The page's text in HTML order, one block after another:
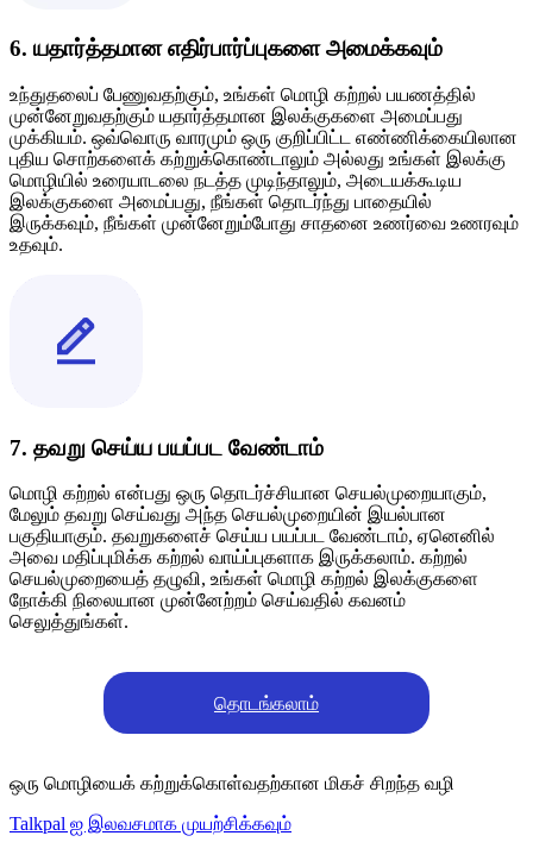
6. யதார்த்தமான எதிர்பார்ப்புகளை அமைக்கவும்
உந்துதலைப் பேணுவதற்கும், உங்கள் மொழி கற்றல் பயணத்தில்
முன்னேறுவதற்கும் யதார்த்தமான இலக்குகளை அமைப்பது
முக்கியம். ஒவ்வொரு வாரமும் ஒரு குறிப்பிட்ட எண்ணிக்கையிலான
புதிய சொற்களைக் கற்றுக்கொண்டாலும் அல்லது உங்கள் இலக்கு
மொழியில் உரையாடலை நடத்த முடிந்தாலும், அடையக்கூடிய
இலக்குகளை அமைப்பது, நீங்கள் தொடர்ந்து பாதையில்
இருக்கவும், நீங்கள் முன்னேறும்போது சாதனை உணர்வை உணரவும்
உதவும்.
7. தவறு செய்ய பயப்பட வேண்டாம்
மொழி கற்றல் என்பது ஒரு தொடர்ச்சியான செயல்முறையாகும்,
மேலும் தவறு செய்வது அந்த செயல்முறையின் இயல்பான
பகுதியாகும். தவறுகளைச் செய்ய பயப்பட வேண்டாம், ஏனெனில்
அவை மதிப்புமிக்க கற்றல் வாய்ப்புகளாக இருக்கலாம். கற்றல்
செயல்முறையைத் தழுவி, உங்கள் மொழி கற்றல் இலக்குகளை
நோக்கி நிலையான முன்னேற்றம் செய்வதில் கவனம்
செலுத்துங்கள்.
தொடங்கலாம்
ஒரு மொழியைக் கற்றுக்கொள்வதற்கான மிகச் சிறந்த வழி
Talkpal ஐ இலவசமாக முயற்சிக்கவும்